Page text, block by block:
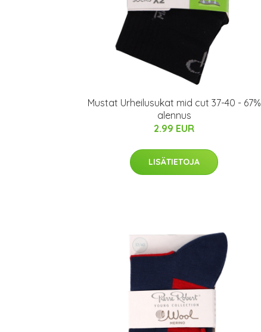
Mustat Urheilusukat mid cut 37-40 - 67%
alennus
2.99 EUR
LISÄTIETOJA